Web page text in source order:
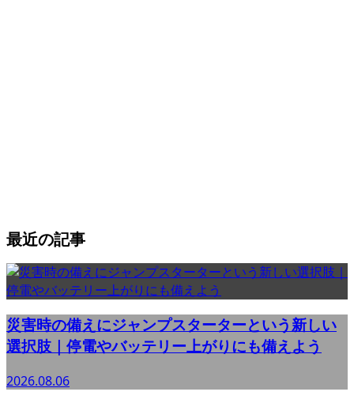
最近の記事
災害時の備えにジャンプスターターという新しい
選択肢｜停電やバッテリー上がりにも備えよう
2026.08.06